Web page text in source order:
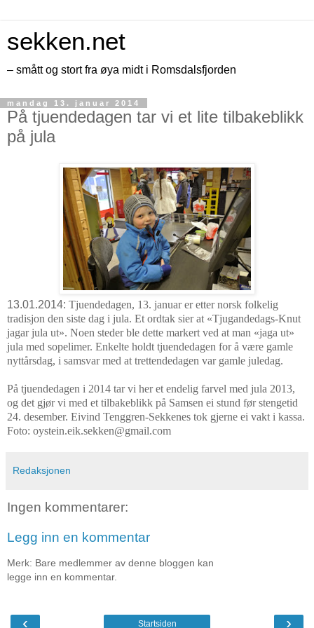
sekken.net
– smått og stort fra øya midt i Romsdalsfjorden
mandag 13. januar 2014
På tjuendedagen tar vi et lite tilbakeblikk
på jula
13.01.2014: Tjuendedagen, 13. januar er etter norsk folkelig
tradisjon den siste dag i jula. Et ordtak sier at «Tjugandedags-Knut
jagar jula ut». Noen steder ble dette markert ved at man «jaga ut»
jula med sopelimer. Enkelte holdt tjuendedagen for å være gamle
nyttårsdag, i samsvar med at trettendedagen var gamle juledag.
På tjuendedagen i 2014 tar vi her et endelig farvel med jula 2013,
og det gjør vi med et tilbakeblikk på Samsen ei stund før stengetid
24. desember. Eivind Tenggren-Sekkenes tok gjerne ei vakt i kassa.
Foto: oystein.eik.sekken@gmail.com
Redaksjonen
Ingen kommentarer:
Legg inn en kommentar
Merk: Bare medlemmer av denne bloggen kan
legge inn en kommentar.
‹ ›
Startsiden